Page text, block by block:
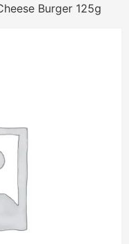
Burger 125g